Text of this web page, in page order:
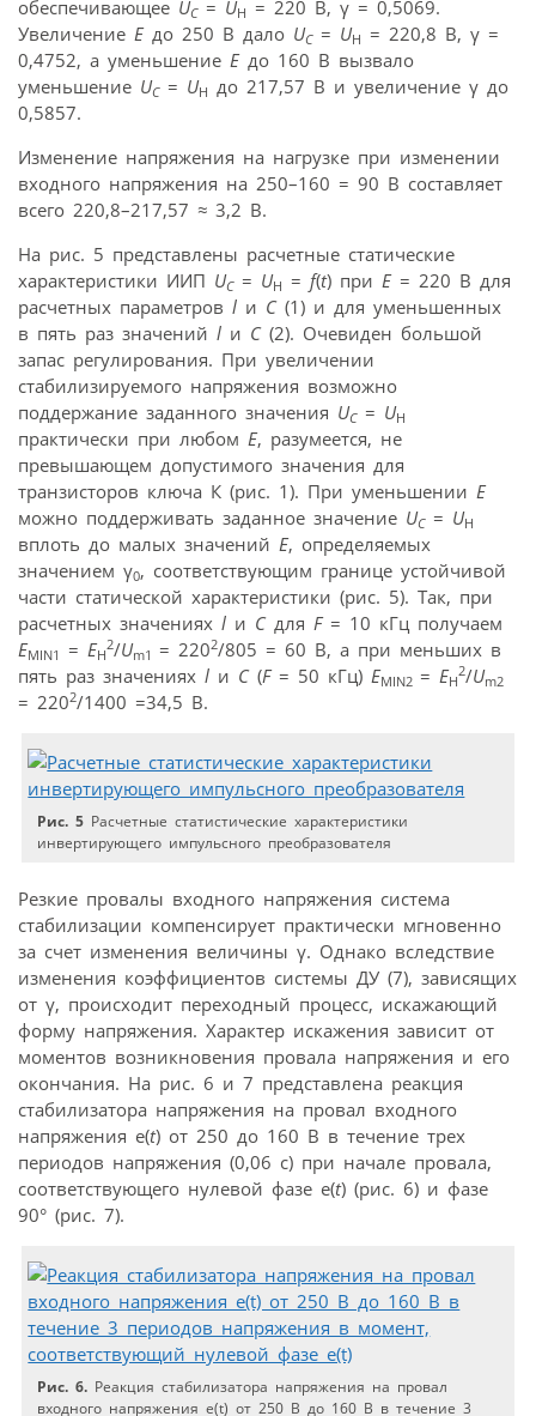
обеспечивающее UC= UH = 220 B, γ = 0,5069.
Увеличение Едо 250 В дало UC= UH = 220,8 B, γ =
0,4752, а уменьшение Едо 160 В вызвало
уменьшение UC= UH до 217,57 В и увеличение γ до
0,5857.
Изменение напряжения на нагрузке при изменении
входного напряжения на 250–160 = 90 В составляет
всего 220,8–217,57 ≈ 3,2 В.
На рис. 5 представлены расчетные статические
характеристики ИИП UC= UH = f(t) при Е = 220 В для
расчетных параметров l и С(1) и для уменьшенных
в пять раз значений l и С(2). Очевиден большой
запас регулирования. При увеличении
стабилизируемого напряжения возможно
поддержание заданного значения UC= UH
практически при любом Е, разумеется, не
превышающем допустимого значения для
транзисторов ключа К (рис. 1). При уменьшении Е
можно поддерживать заданное значение UC= UH
вплоть до малых значений Е, определяемых
значением γ0, соответствующим границе устойчивой
части статической характеристики (рис. 5). Так, при
расчетных значениях l и Сдля F = 10 кГц получаем
EMIN1 = EH
2/Um1 = 2202/805 = 60 B, а при меньших в
пять раз значениях l и С (F = 50 кГц) EMIN2 = EH
2/Um2
= 2202/1400 =34,5 B.
Рис. 5 Расчетные статистические характеристики
инвертирующего импульсного преобразователя
Резкие провалы входного напряжения система
стабилизации компенсирует практически мгновенно
за счет изменения величины γ. Однако вследствие
изменения коэффициентов системы ДУ (7), зависящих
от γ, происходит переходный процесс, искажающий
форму напряжения. Характер искажения зависит от
моментов возникновения провала напряжения и его
окончания. На рис. 6 и 7 представлена реакция
стабилизатора напряжения на провал входного
напряжения e(t) от 250 до 160 В в течение трех
периодов напряжения (0,06 с) при начале провала,
соответствующего нулевой фазе e(t) (рис. 6) и фазе
90° (рис. 7).
Рис. 6. Реакция стабилизатора напряжения на провал
входного напряжения e(t) от 250 В до 160 В в течение 3